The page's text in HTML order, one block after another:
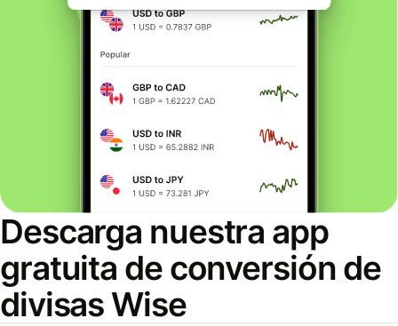
Descarga nuestra app
gratuita de conversión de
divisas Wise